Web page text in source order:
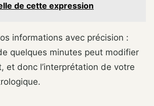
de cette expression
informations avec précision :
quelques minutes peut modifier
et donc l’interprétation de votre